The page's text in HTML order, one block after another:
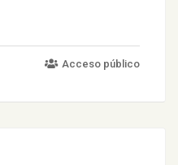
Acceso público